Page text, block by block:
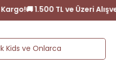
Ücretsiz Kargo!🚚